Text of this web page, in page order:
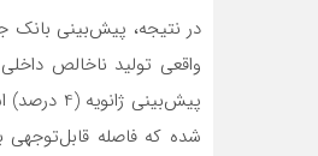
در نتیجه، پیش‌بینی